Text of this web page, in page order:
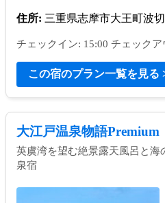
住所: 三重県志摩市大王町波
チェックイン: 15:00 チェックア
この宿のプラン一覧を見る
大江戸温泉物語
英虞湾を望む絶景露天風呂と海
泉宿